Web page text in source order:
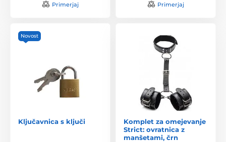
Primerjaj Primerjaj
Novost
Ključavnica s ključi
Komplet za omejevanje
Strict: ovratnica z
manšetami, črn